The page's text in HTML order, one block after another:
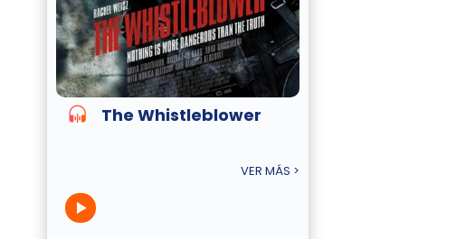
The Whistleblower
VER MÁS >